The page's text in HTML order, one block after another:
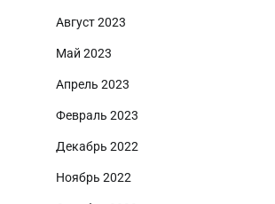
Август 2023
Май 2023
Апрель 2023
Февраль 2023
Декабрь 2022
Ноябрь 2022